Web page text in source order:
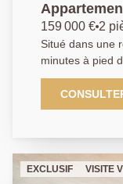
m2
159 000 € 2
Situé dans une
minutes à pied
immédiate de
pièces entièrement rénové se compose d'une entrée,
d'une cuisine
nombreux
aménagé en
EXCLUSIF VISITE